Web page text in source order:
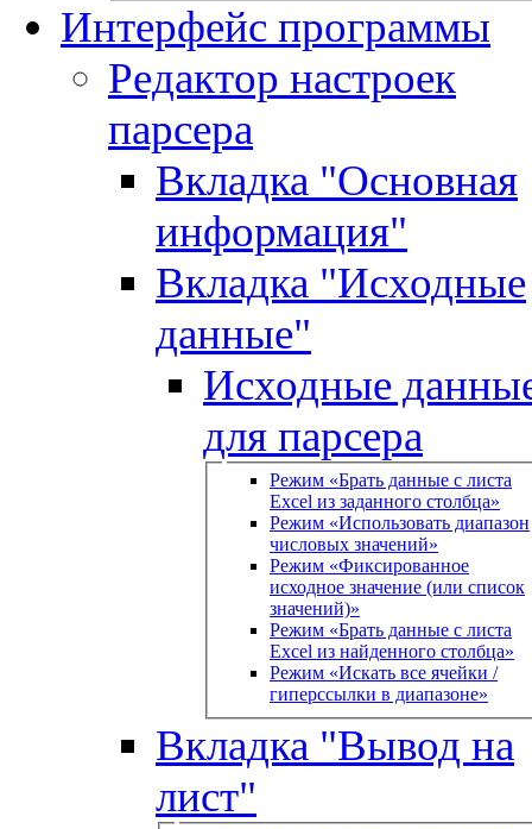
Интерфейс программы
Редактор настроек
парсера
Вкладка "Основная
информация"
Вкладка "Исходные
данные"
Исходные
для парсера
Режим «Брать данные с листа
Excel из заданного столбца»
Режим «Использовать диапазон
числовых значений»
Режим «Фиксированное
исходное значение (или список
значений)»
Режим «Брать данные с листа
Excel из найденного столбца»
Режим «Искать все ячейки /
гиперссылки в диапазоне»
Вкладка "Вывод на
лист"